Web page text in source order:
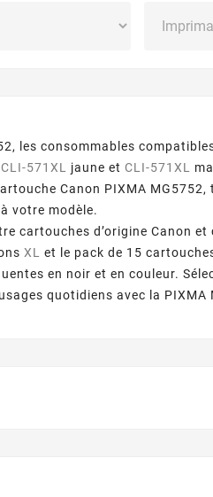
les consommables
CLI-571XL jaune etCLI-571XL
Canon PIXMA
votre modèle.
cartouches d’origine Canon
XL et le pack de 15
en noir et en couleur.
quotidiens avec la PIXMA